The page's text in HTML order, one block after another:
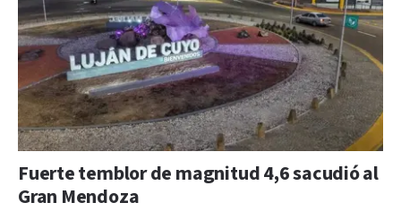
Fuerte temblor de magnitud 4,6 sacudió al
Gran Mendoza